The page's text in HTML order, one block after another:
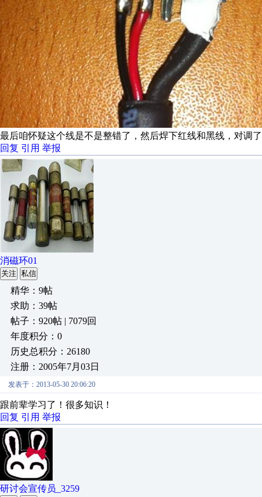
最后咱怀疑这个线是不是整错了，然后焊下红线和黑线，对调
回复 引用 举报
消磁环01
关注 私信
精华：9帖
求助：39帖
帖子：920帖 | 7079回
年度积分：0
历史总积分：26180
注册：2005年7月03日
发表于：2013-05-30 20:06:20
跟前辈学习了！很多知识！
回复 引用 举报
研讨会宣传员_3259